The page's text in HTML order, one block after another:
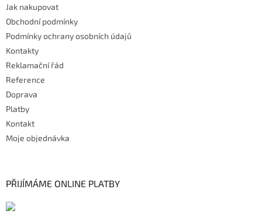
Jak nakupovat
Obchodní podmínky
Podmínky ochrany osobních údajů
Kontakty
Reklamační řád
Reference
Doprava
Platby
Kontakt
Moje objednávka
PŘIJÍMÁME ONLINE PLATBY